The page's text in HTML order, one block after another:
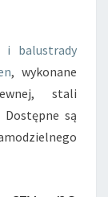
i balustrady
, wykonane
stali
Dostępne są